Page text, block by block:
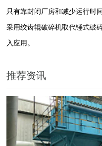
只有靠封闭厂房和减少运行时
采用绞齿辊破碎机取代锤式破
入应用。
推荐资讯